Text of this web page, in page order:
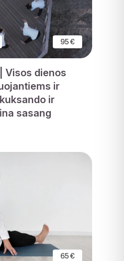
95 €
Visos dienos
ir
ir
sasang
65 €